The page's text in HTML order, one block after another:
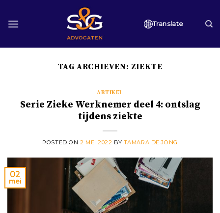
content
Translate
TAG ARCHIEVEN: ZIEKTE
ARTIKEL
Serie Zieke Werknemer deel 4: ontslag
tijdens ziekte
POSTED ON 2 MEI 2022 BY TAMARA DE JONG
02
mei